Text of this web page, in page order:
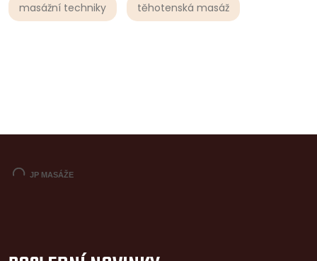
masážní techniky těhotenská masáž